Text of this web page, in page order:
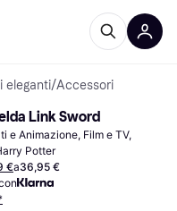
eleganti/Accessori
Link Sword
e Animazione, Film e TV,
Potter
€a36,95 €